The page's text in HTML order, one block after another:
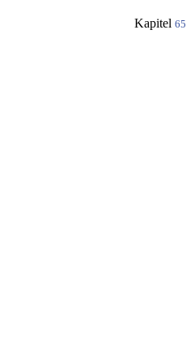
Kapitel 65